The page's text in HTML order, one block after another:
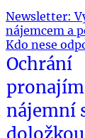
Newsletter:
nájemcem a
Kdo nese
Ochrání
nájemní